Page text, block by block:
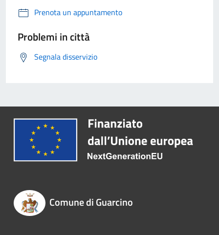
Prenota un appuntamento
Problemi in città
Segnala disservizio
Comune di Guarcino